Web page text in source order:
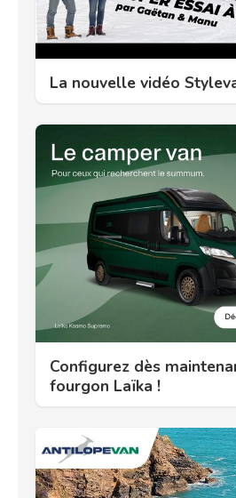
La nouvelle vidéo
Configurez dès
fourgon Laïka !